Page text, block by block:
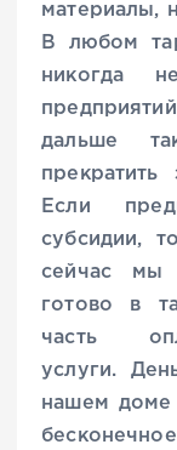
материалы,
В любом
никогда
дальше
Если
субсидии,
сейчас мы
готово в
часть
услуги.
нашем доме